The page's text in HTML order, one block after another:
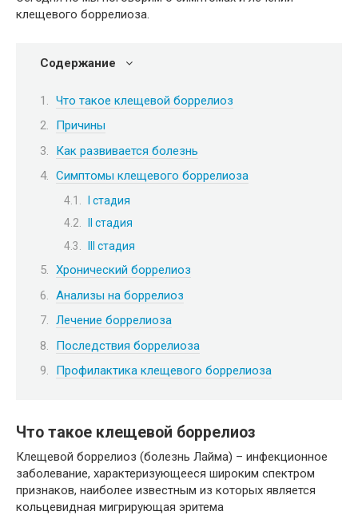
клещевого боррелиоза.
Содержание
Что такое клещевой боррелиоз
Причины
Как развивается болезнь
Симптомы клещевого боррелиоза
I стадия
II стадия
III стадия
Хронический боррелиоз
Анализы на боррелиоз
Лечение боррелиоза
Последствия боррелиоза
Профилактика клещевого боррелиоза
Что такое клещевой боррелиоз
Клещевой боррелиоз (болезнь Лайма) – инфекционное
заболевание, характеризующееся широким спектром
признаков, наиболее известным из которых является
кольцевидная мигрирующая эритема